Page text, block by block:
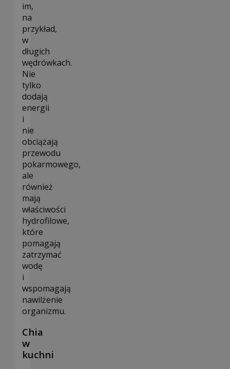
im,
na
przykład,
w
długich
wędrówkach.
Nie
tylko
dodają
energii
i
nie
obciążają
przewodu
pokarmowego,
ale
również
mają
właściwości
hydrofilowe,
które
pomagają
zatrzymać
wodę
i
wspomagają
nawilżenie
organizmu.
Chia
w
kuchni